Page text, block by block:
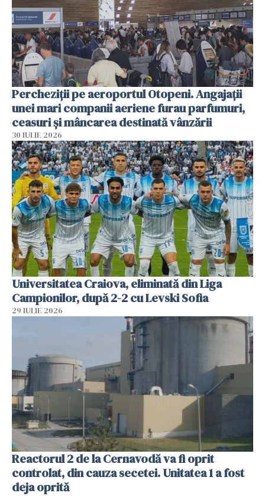
Percheziții pe aeroportul Otopeni. Angajații
unei mari companii aeriene furau parfumuri,
ceasuri și mâncarea destinată vânzării
30 IULIE 2026
Universitatea Craiova, eliminată din Liga
Campionilor, după 2-2 cu Levski Sofia
29 IULIE 2026
Reactorul 2 de la Cernavodă va fi oprit
controlat, din cauza secetei. Unitatea 1 a fost
deja oprită